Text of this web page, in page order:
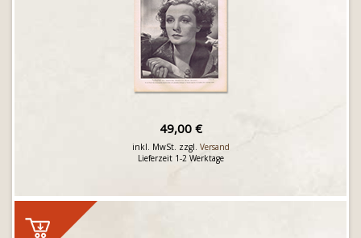
49,00 €
inkl. MwSt. zzgl. Versand
Lieferzeit 1-2 Werktage